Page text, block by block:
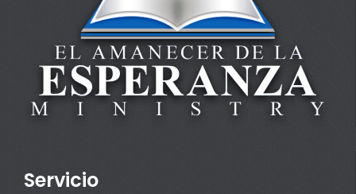
Servicio